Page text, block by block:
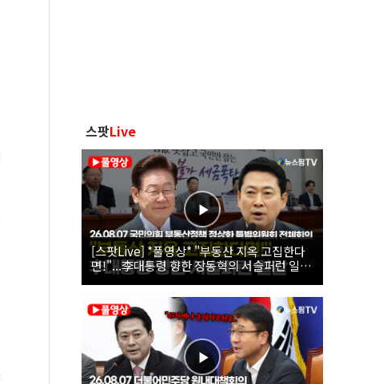
스팟Live
[스팟Live] *풀영상* "부동산 지옥 고집한다
면!"...李대통령 향한 장동혁의 서슬퍼런 일갈
| 26.08.07 국민의힘 부동산정책 정상화 특별
위원회 전체회의